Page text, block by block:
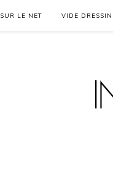
SUR LE NET VIDE